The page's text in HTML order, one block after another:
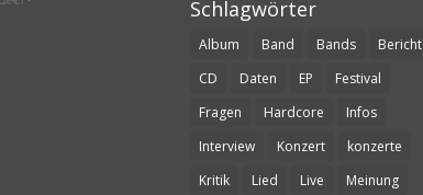
Schlagwörter
Album Band Bands
Bericht
CD
Daten EP
Festival
Fragen
Hardcore
Infos
Interview
Konzert
konzerte
Kritik
Lied Live
Meinung